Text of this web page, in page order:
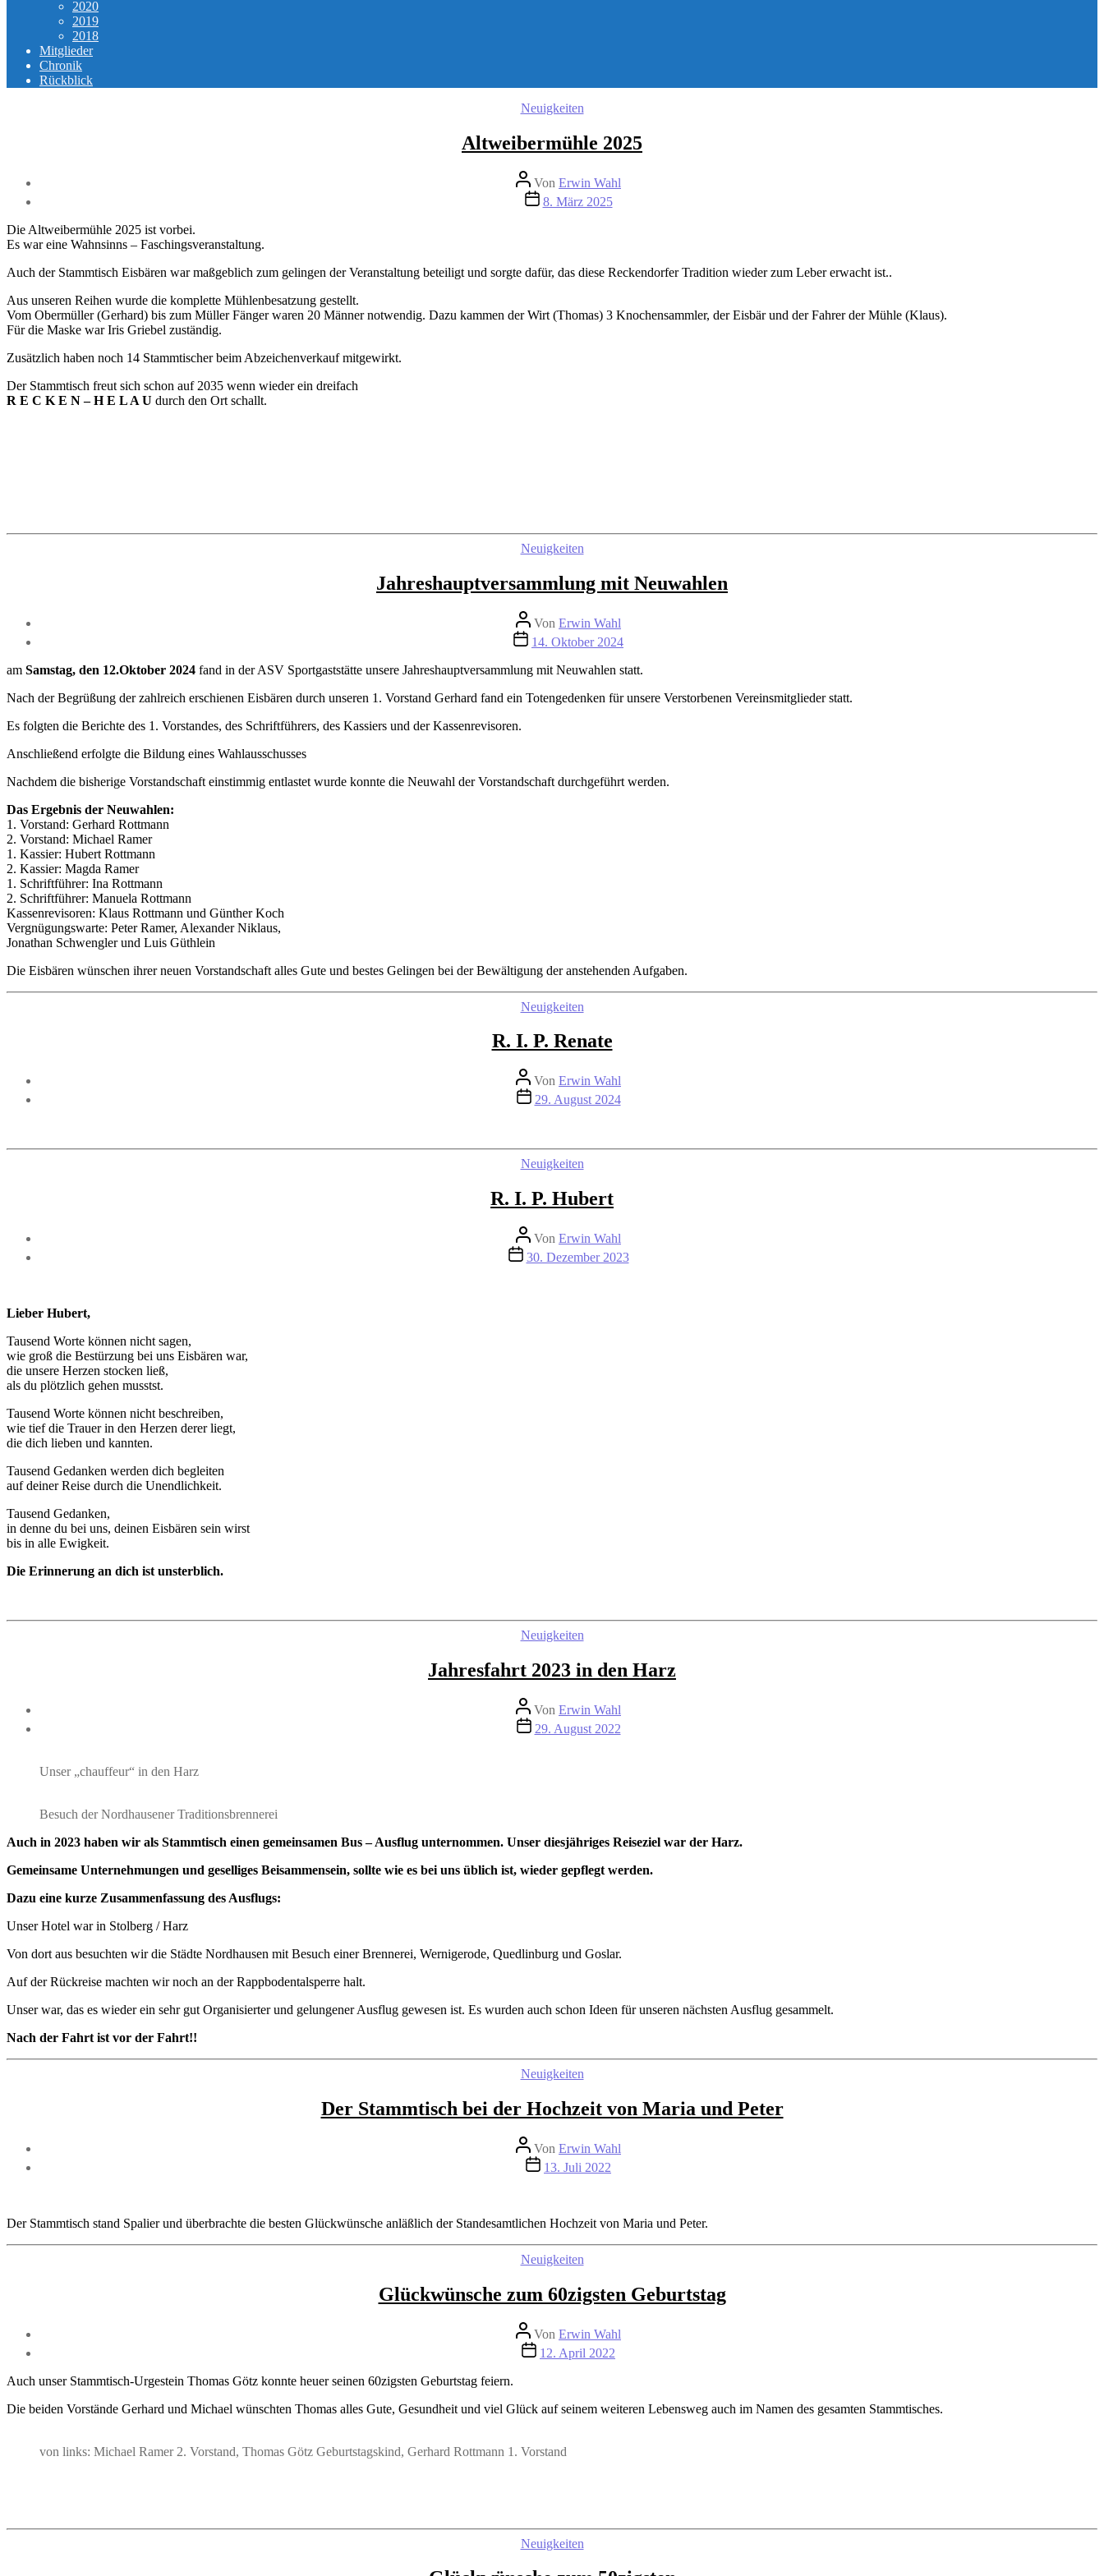
2020
2019
2018
Mitglieder
Chronik
Rückblick
Kategorien
Neuigkeiten
Altweibermühle 2025
Beitragsautor
Von Erwin Wahl
Beitragsdatum
8. März 2025
Die Altweibermühle 2025 ist vorbei.
Es war eine Wahnsinns – Faschingsveranstaltung.
Auch der Stammtisch Eisbären war maßgeblich zum gelingen der Veranstaltung beteiligt und sorgte dafür, das diese Reckendorfer Tradition wieder zum Leber erwacht ist..
Aus unseren Reihen wurde die komplette Mühlenbesatzung gestellt.
Vom Obermüller (Gerhard) bis zum Müller Fänger waren 20 Männer notwendig. Dazu kammen der Wirt (Thomas) 3 Knochensammler, der Eisbär und der Fahrer der Mühle (Klaus).
Für die Maske war Iris Griebel zuständig.
Zusätzlich haben noch 14 Stammtischer beim Abzeichenverkauf mitgewirkt.
Der Stammtisch freut sich schon auf 2035 wenn wieder ein dreifach
R E C K E N – H E L A U durch den Ort schallt.
Kategorien
Neuigkeiten
Jahreshauptversammlung mit Neuwahlen
Beitragsautor
Von Erwin Wahl
Beitragsdatum
14. Oktober 2024
am Samstag, den 12.Oktober 2024 fand in der ASV Sportgaststätte unsere Jahreshauptversammlung mit Neuwahlen statt.
Nach der Begrüßung der zahlreich erschienen Eisbären durch unseren 1. Vorstand Gerhard fand ein Totengedenken für unsere Verstorbenen Vereinsmitglieder statt.
Es folgten die Berichte des 1. Vorstandes, des Schriftführers, des Kassiers und der Kassenrevisoren.
Anschließend erfolgte die Bildung eines Wahlausschusses
Nachdem die bisherige Vorstandschaft einstimmig entlastet wurde konnte die Neuwahl der Vorstandschaft durchgeführt werden.
Das Ergebnis der Neuwahlen:
1. Vorstand: Gerhard Rottmann
2. Vorstand: Michael Ramer
1. Kassier: Hubert Rottmann
2. Kassier: Magda Ramer
1. Schriftführer: Ina Rottmann
2. Schriftführer: Manuela Rottmann
Kassenrevisoren: Klaus Rottmann und Günther Koch
Vergnügungswarte: Peter Ramer, Alexander Niklaus,
Jonathan Schwengler und Luis Güthlein
Die Eisbären wünschen ihrer neuen Vorstandschaft alles Gute und bestes Gelingen bei der Bewältigung der anstehenden Aufgaben.
Kategorien
Neuigkeiten
R. I. P. Renate
Beitragsautor
Von Erwin Wahl
Beitragsdatum
29. August 2024
Kategorien
Neuigkeiten
R. I. P. Hubert
Beitragsautor
Von Erwin Wahl
Beitragsdatum
30. Dezember 2023
Lieber Hubert,
Tausend Worte können nicht sagen,
wie groß die Bestürzung bei uns Eisbären war,
die unsere Herzen stocken ließ,
als du plötzlich gehen musstst.
Tausend Worte können nicht beschreiben,
wie tief die Trauer in den Herzen derer liegt,
die dich lieben und kannten.
Tausend Gedanken werden dich begleiten
auf deiner Reise durch die Unendlichkeit.
Tausend Gedanken,
in denne du bei uns, deinen Eisbären sein wirst
bis in alle Ewigkeit.
Die Erinnerung an dich ist unsterblich.
Kategorien
Neuigkeiten
Jahresfahrt 2023 in den Harz
Beitragsautor
Von Erwin Wahl
Beitragsdatum
29. August 2022
Unser „chauffeur“ in den Harz
Besuch der Nordhausener Traditionsbrennerei
Auch in 2023 haben wir als Stammtisch einen gemeinsamen Bus – Ausflug unternommen. Unser diesjähriges Reiseziel war der Harz.
Gemeinsame Unternehmungen und geselliges Beisammensein, sollte wie es bei uns üblich ist, wieder gepflegt werden.
Dazu eine kurze Zusammenfassung des Ausflugs:
Unser Hotel war in Stolberg / Harz
Von dort aus besuchten wir die Städte Nordhausen mit Besuch einer Brennerei, Wernigerode, Quedlinburg und Goslar.
Auf der Rückreise machten wir noch an der Rappbodentalsperre halt.
Unser war, das es wieder ein sehr gut Organisierter und gelungener Ausflug gewesen ist. Es wurden auch schon Ideen für unseren nächsten Ausflug gesammelt.
Nach der Fahrt ist vor der Fahrt!!
Kategorien
Neuigkeiten
Der Stammtisch bei der Hochzeit von Maria und Peter
Beitragsautor
Von Erwin Wahl
Beitragsdatum
13. Juli 2022
Der Stammtisch stand Spalier und überbrachte die besten Glückwünsche anläßlich der Standesamtlichen Hochzeit von Maria und Peter.
Kategorien
Neuigkeiten
Glückwünsche zum 60zigsten Geburtstag
Beitragsautor
Von Erwin Wahl
Beitragsdatum
12. April 2022
Auch unser Stammtisch-Urgestein Thomas Götz konnte heuer seinen 60zigsten Geburtstag feiern.
Die beiden Vorstände Gerhard und Michael wünschten Thomas alles Gute, Gesundheit und viel Glück auf seinem weiteren Lebensweg auch im Namen des gesamten Stammtisches.
von links: Michael Ramer 2. Vorstand, Thomas Götz Geburtstagskind, Gerhard Rottmann 1. Vorstand
Kategorien
Neuigkeiten